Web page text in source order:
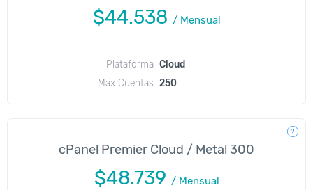
$44.538 / Mensual
Plataforma Cloud
Max Cuentas 250
cPanel Premier Cloud / Metal 300
$48.739 / Mensual